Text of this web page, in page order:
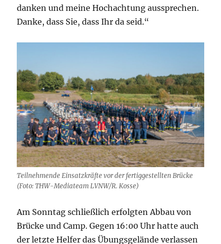
danken und meine Hochachtung aussprechen.
Danke, dass Sie, dass Ihr da seid.“
Teilnehmende Einsatzkräfte vor der fertiggestellten Brücke
(Foto: THW-Mediateam LVNW/R. Kosse)
Am Sonntag schließlich erfolgten Abbau von
Brücke und Camp. Gegen 16:00 Uhr hatte auch
der letzte Helfer das Übungsgelände verlassen